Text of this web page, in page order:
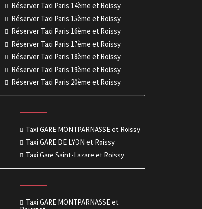
Réserver Taxi Paris 14ème et Roissy
Réserver Taxi Paris 15ème et Roissy
Réserver Taxi Paris 16ème et Roissy
Réserver Taxi Paris 17ème et Roissy
Réserver Taxi Paris 18ème et Roissy
Réserver Taxi Paris 19ème et Roissy
Réserver Taxi Paris 20ème et Roissy
Taxi GARE MONTPARNASSE et Roissy
Taxi GARE DE LYON et Roissy
Taxi Gare Saint-Lazare et Roissy
Taxi GARE MONTPARNASSE et